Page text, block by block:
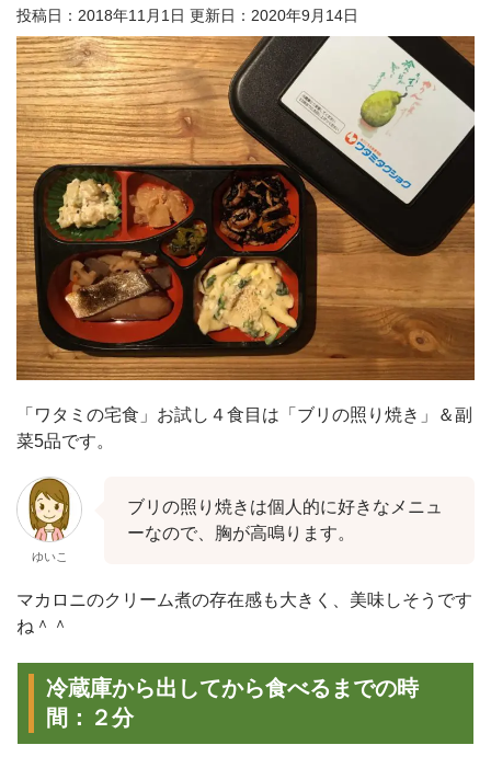
投稿日：2018年11月1日 更新日： 2020年9月14日
「ワタミの宅食」お試し４食目は「ブリの照り焼き」＆副
菜5品です。
ゆいこ
ブリの照り焼きは個人的に好きなメニュ
ーなので、胸が高鳴ります。
マカロニのクリーム煮の存在感も大きく、美味しそうです
ね＾＾
冷蔵庫から出してから食べるまでの時
間：２分